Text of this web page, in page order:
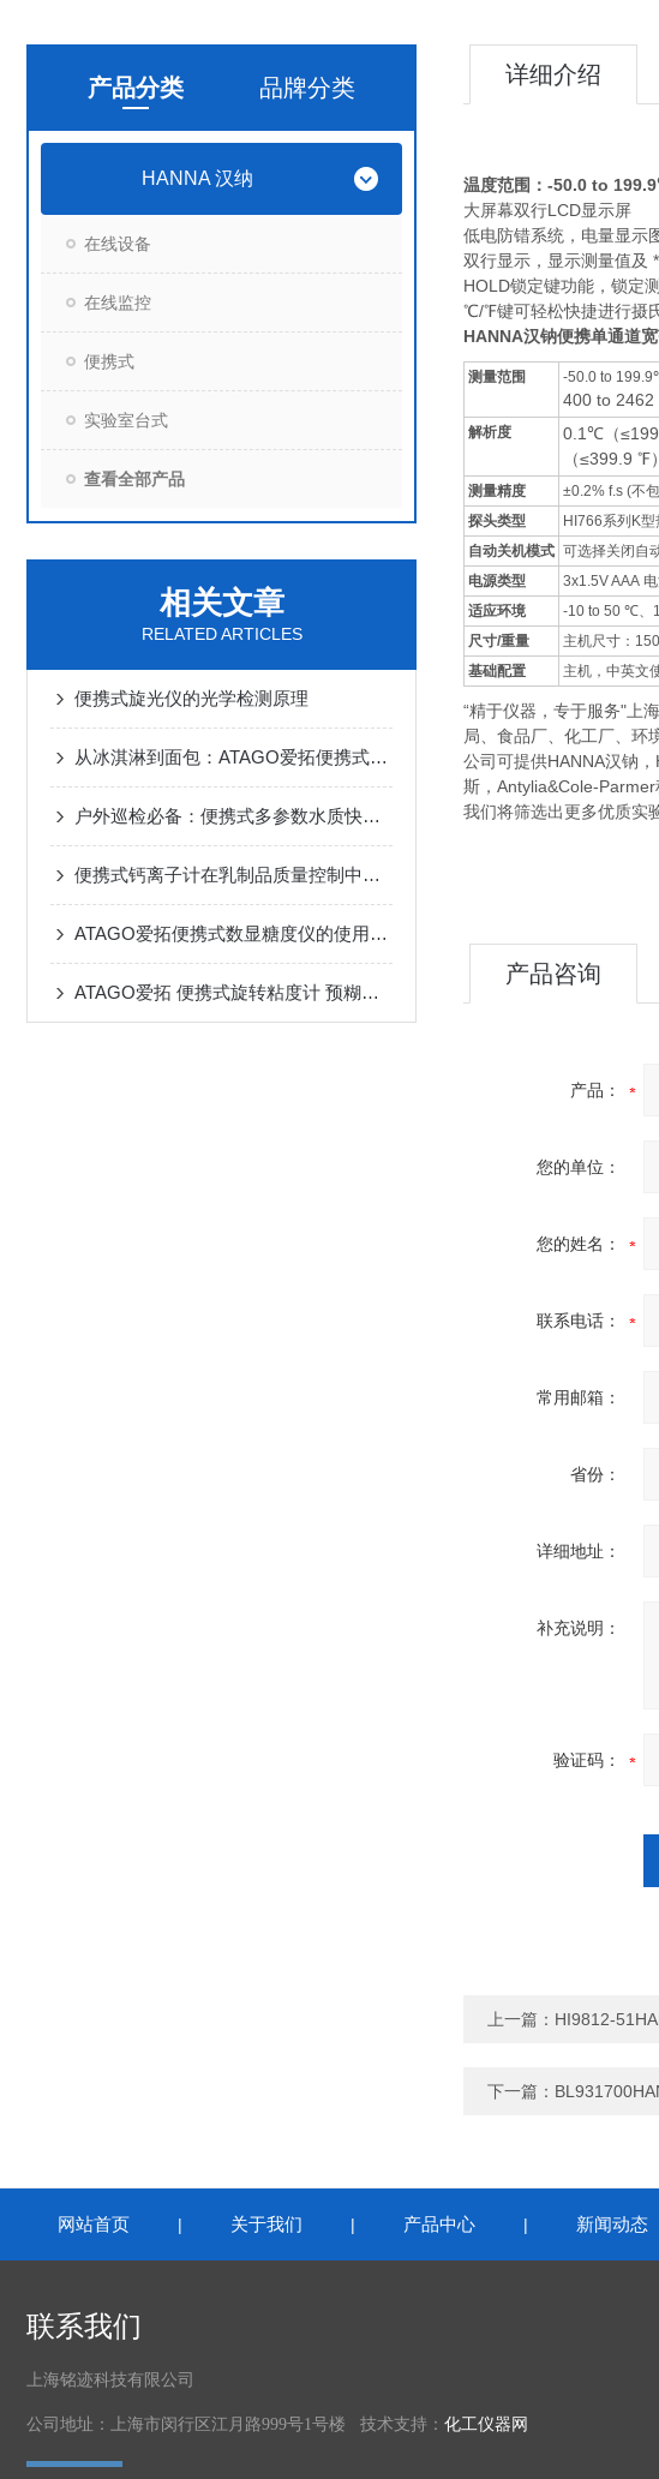
产品分类 品牌分类
HANNA 汉纳
在线设备
在线监控
便携式
实验室台式
查看全部产品
相关文章
RELATED ARTICLES
便携式旋光仪的光学检测原理
从冰淇淋到面包：ATAGO爱拓便携式旋转粘度计VISCO™如何把关CMC质构？
户外巡检必备：便携式多参数水质快速测定解决方案
便携式钙离子计在乳制品质量控制中的应用探索
ATAGO爱拓便携式数显糖度仪的使用方法
ATAGO爱拓 便携式旋转粘度计 预糊化淀粉粘合剂
详细介绍
温度范围：-50.0 to
大屏幕双行LCD显示屏
低电防错系统，电量显示
双行显示，显示测量值及
HOLD锁定键功能，锁定
℃/℉键可轻松快捷进行摄
HANNA汉钠便携单通道
测量范围 -50.0 to
400 to
解析度
0.1℃（
（≤399.9 ℉
测量精度
±0.2% f.s (不
探头类型
HI766系列K型
自动关机模式 可选择关闭自
电源类型
3x1.5V AAA
适应环境
-10 to 50 ℃、
尺寸/重量
主机尺寸：
基础配置
主机，中英文
“精于仪器，专于服务"上
局、食品厂、化工厂、环
公司可提供HANNA汉钠
斯，Antylia&Cole-
我们将筛选出更多优质实
产品咨询
产品：
您的单位：
您的姓名：
联系电话：
常用邮箱：
省份：
详细地址：
补充说明：
验证码：
上一篇： HI9812-
下一篇：
网站首页 | 关于我们 | 产品中心 | 新闻动态
联系我们
上海铭迹科技有限公司
公司地址：上海市闵行区江月路999号1号楼 技术支持： 化工仪器网